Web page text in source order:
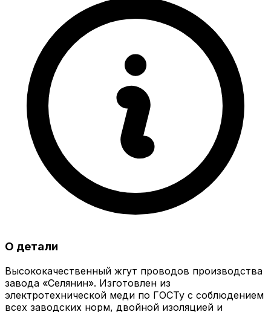
О детали
Высококачественный жгут проводов производства
завода «Селянин». Изготовлен из
электротехнической меди по ГОСТу с соблюдением
всех заводских норм, двойной изоляцией и